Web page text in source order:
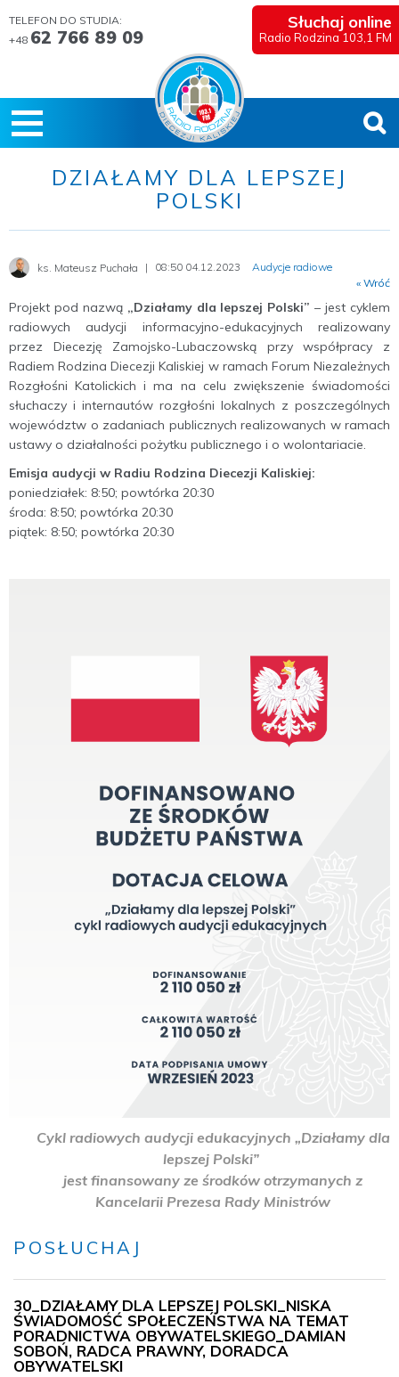
TELEFON DO STUDIA:
+48 62 766 89 09
Słuchaj online
Radio Rodzina 103,1 FM
DZIAŁAMY DLA LEPSZEJ
POLSKI
ks. Mateusz Puchała 08:50 04.12.2023
Audycje radiowe
« Wróć
Projekt pod nazwą „Działamy dla lepszej Polski” – jest cyklem
radiowych audycji informacyjno-edukacyjnych realizowany
przez Diecezję Zamojsko-Lubaczowską przy współpracy z
Radiem Rodzina Diecezji Kaliskiej w ramach Forum Niezależnych
Rozgłośni Katolickich i ma na celu zwiększenie świadomości
słuchaczy i internautów rozgłośni lokalnych z poszczególnych
województw o zadaniach publicznych realizowanych w ramach
ustawy o działalności pożytku publicznego i o wolontariacie.
Emisja audycji w Radiu Rodzina Diecezji Kaliskiej:
poniedziałek: 8:50; powtórka 20:30
środa: 8:50; powtórka 20:30
piątek: 8:50; powtórka 20:30
Cykl radiowych audycji edukacyjnych „Działamy dla
lepszej Polski”
jest finansowany ze środków otrzymanych z
Kancelarii Prezesa Rady Ministrów
POSŁUCHAJ
30_DZIAŁAMY DLA LEPSZEJ POLSKI_NISKA
ŚWIADOMOŚĆ SPOŁECZEŃSTWA NA TEMAT
PORADNICTWA OBYWATELSKIEGO_DAMIAN
SOBOŃ, RADCA PRAWNY, DORADCA
OBYWATELSKI